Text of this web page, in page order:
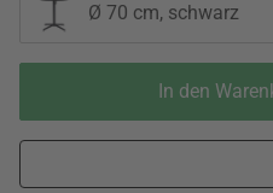
Ø 70 cm, schwarz
In den